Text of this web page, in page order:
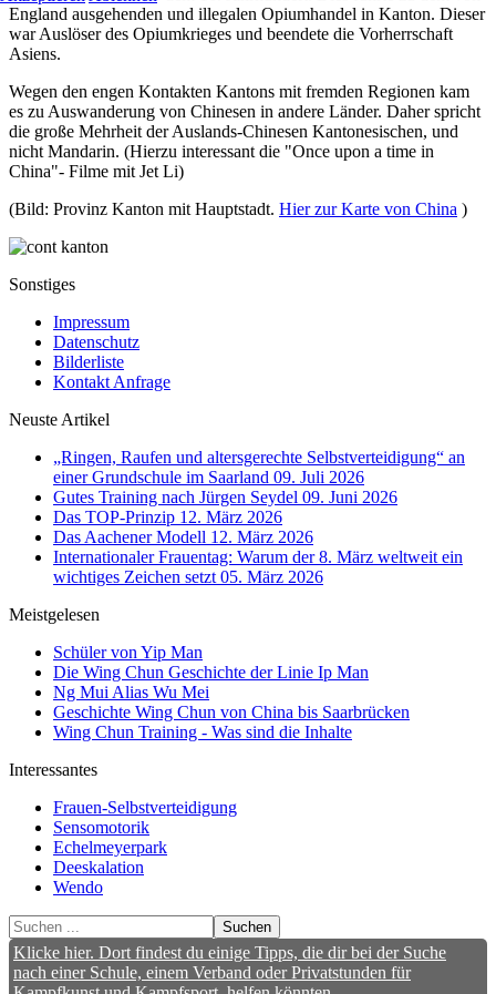
England ausgehenden und illegalen Opiumhandel in Kanton. Dieser
war Auslöser des Opiumkrieges und beendete die Vorherrschaft
Asiens.
Wegen den engen Kontakten Kantons mit fremden Regionen kam
es zu Auswanderung von Chinesen in andere Länder. Daher spricht
die große Mehrheit der Auslands-Chinesen Kantonesischen, und
nicht Mandarin. (Hierzu interessant die "Once upon a time in
China"- Filme mit Jet Li)
(Bild: Provinz Kanton mit Hauptstadt. Hier zur Karte von China )
Sonstiges
Impressum
Datenschutz
Bilderliste
Kontakt Anfrage
Neuste Artikel
„Ringen, Raufen und altersgerechte Selbstverteidigung“ an
einer Grundschule im Saarland 09. Juli 2026
Gutes Training nach Jürgen Seydel 09. Juni 2026
Das TOP-Prinzip 12. März 2026
Das Aachener Modell 12. März 2026
Internationaler Frauentag: Warum der 8. März weltweit ein
wichtiges Zeichen setzt 05. März 2026
Meistgelesen
Schüler von Yip Man
Die Wing Chun Geschichte der Linie Ip Man
Ng Mui Alias Wu Mei
Geschichte Wing Chun von China bis Saarbrücken
Wing Chun Training - Was sind die Inhalte
Interessantes
Frauen-Selbstverteidigung
Sensomotorik
Echelmeyerpark
Deeskalation
Wendo
Suchen
Klicke hier. Dort findest du einige Tipps, die dir bei der Suche
nach einer Schule, einem Verband oder Privatstunden für